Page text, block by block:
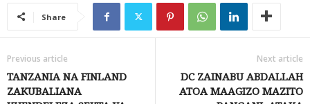
Share
Previous article
TANZANIA NA FINLAND
ZAKUBALIANA
Next article
DC ZAINABU ABDALLAH
ATOA MAAGIZO MAZITO